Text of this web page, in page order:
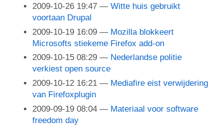
2009-10-26 19:47
Witte huis gebruikt
voortaan Drupal
2009-10-19 16:09
Mozilla blokkeert
Microsofts stiekeme Firefox add-on
2009-10-15 08:29
Nederlandse politie
verkiest open source
2009-10-12 16:21
Mediafire eist verwijdering
van Firefoxplugin
2009-09-19 08:04
Materiaal voor software
freedom day